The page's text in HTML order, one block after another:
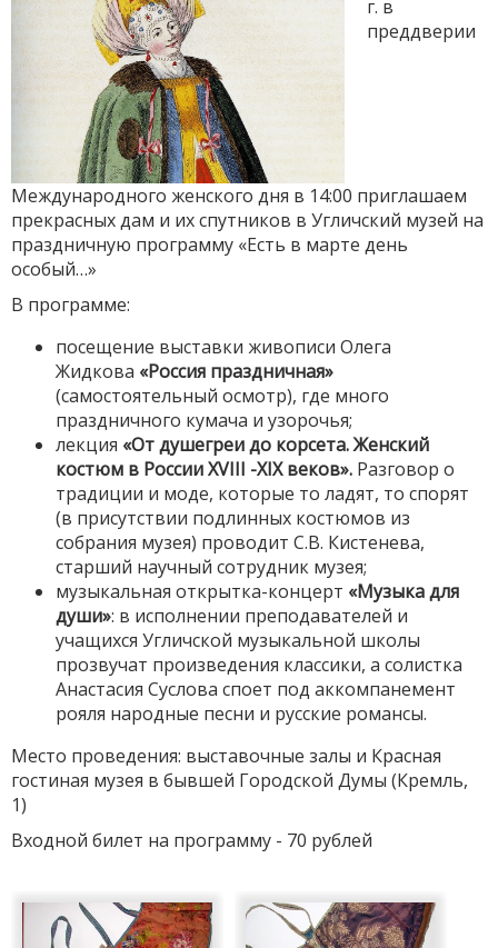
г. в
преддверии
Международного женского дня в 14:00 приглашаем
прекрасных дам и их спутников в Угличский музей на
праздничную программу «Есть в марте день
особый…»
В программе:
посещение выставки живописи Олега
Жидкова «Россия праздничная»
(самостоятельный осмотр), где много
праздничного кумача и узорочья;
лекция «От душегреи до корсета. Женский
костюм в России XVIII -XIX веков». Разговор о
традиции и моде, которые то ладят, то спорят
(в присутствии подлинных костюмов из
собрания музея) проводит С.В. Кистенева,
старший научный сотрудник музея;
музыкальная открытка-концерт «Музыка для
души»: в исполнении преподавателей и
учащихся Угличской музыкальной школы
прозвучат произведения классики, а солистка
Анастасия Суслова споет под аккомпанемент
рояля народные песни и русские романсы.
Место проведения: выставочные залы и Красная
гостиная музея в бывшей Городской Думы (Кремль,
1)
Входной билет на программу - 70 рублей